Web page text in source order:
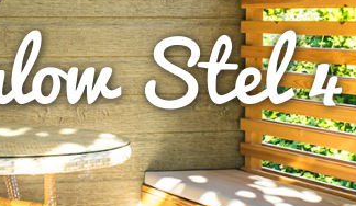
Stel4